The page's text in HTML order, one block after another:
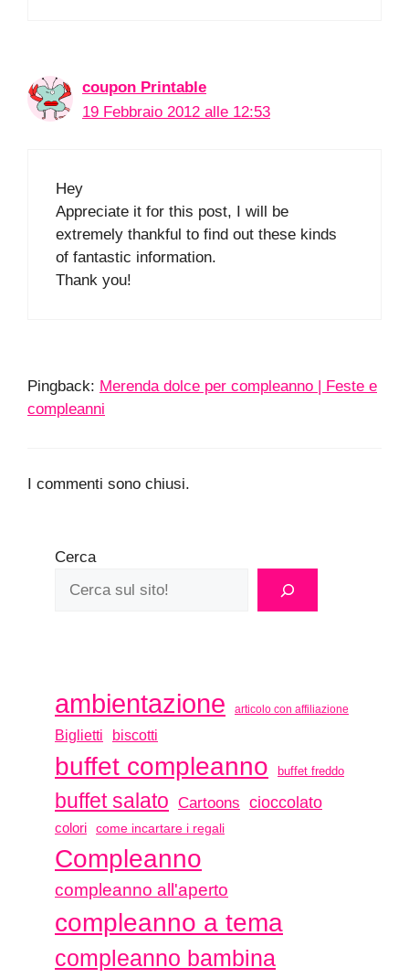
coupon Printable
19 Febbraio 2012 alle 12:53
Hey
Appreciate it for this post, I will be
extremely thankful to find out these kinds
of fantastic information.
Thank you!
Pingback: Merenda dolce per compleanno | Feste e
compleanni
I commenti sono chiusi.
Cerca
ambientazione articolo con affiliazione
Biglietti biscotti
buffet compleanno buffet freddo
buffet salato Cartoons cioccolato
colori come incartare i regali
Compleanno
compleanno all'aperto
compleanno a tema
compleanno bambina